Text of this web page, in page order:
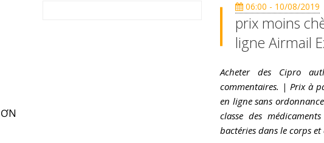
06:00 - 10/08/2019
prix moins
ligne Airmail
Acheter des Cipro
commentaires. | Prix à
en ligne sans
classe des
bactéries dans le corps